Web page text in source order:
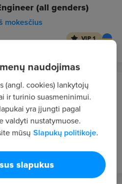
(all genders)
mokesčius
VIP 1
VIP 1
naudojimas
(angl. cookies) lankytojų
ir turinio suasmeninimui.
yra įjungti pagal
valdyti nustatymuose.
mūsų Slapukų politikoje.
slapukus